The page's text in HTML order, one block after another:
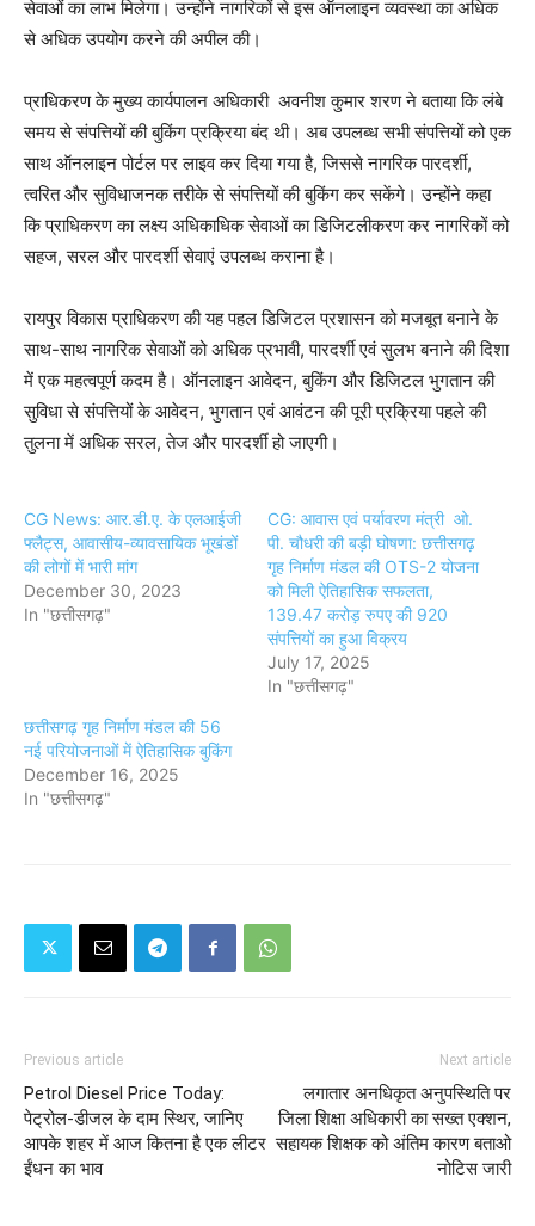
सेवाओं का लाभ मिलेगा। उन्होंने नागरिकों से इस ऑनलाइन व्यवस्था का अधिक
से अधिक उपयोग करने की अपील की।
प्राधिकरण के मुख्य कार्यपालन अधिकारी अवनीश कुमार शरण ने बताया कि लंबे
समय से संपत्तियों की बुकिंग प्रक्रिया बंद थी। अब उपलब्ध सभी संपत्तियों को एक
साथ ऑनलाइन पोर्टल पर लाइव कर दिया गया है, जिससे नागरिक पारदर्शी,
त्वरित और सुविधाजनक तरीके से संपत्तियों की बुकिंग कर सकेंगे। उन्होंने कहा
कि प्राधिकरण का लक्ष्य अधिकाधिक सेवाओं का डिजिटलीकरण कर नागरिकों को
सहज, सरल और पारदर्शी सेवाएं उपलब्ध कराना है।
रायपुर विकास प्राधिकरण की यह पहल डिजिटल प्रशासन को मजबूत बनाने के
साथ-साथ नागरिक सेवाओं को अधिक प्रभावी, पारदर्शी एवं सुलभ बनाने की दिशा
में एक महत्वपूर्ण कदम है। ऑनलाइन आवेदन, बुकिंग और डिजिटल भुगतान की
सुविधा से संपत्तियों के आवेदन, भुगतान एवं आवंटन की पूरी प्रक्रिया पहले की
तुलना में अधिक सरल, तेज और पारदर्शी हो जाएगी।
CG News: आर.डी.ए. के एलआईजी
फ्लैट्स, आवासीय-व्यावसायिक भूखंडों
की लोगों में भारी मांग
December 30, 2023
In "छत्तीसगढ़"
CG: आवास एवं पर्यावरण मंत्री ओ.
पी. चौधरी की बड़ी घोषणा: छत्तीसगढ़
गृह निर्माण मंडल की OTS-2 योजना
को मिली ऐतिहासिक सफलता,
139.47 करोड़ रुपए की 920
संपत्तियों का हुआ विक्रय
July 17, 2025
In "छत्तीसगढ़"
छत्तीसगढ़ गृह निर्माण मंडल की 56
नई परियोजनाओं में ऐतिहासिक बुकिंग
December 16, 2025
In "छत्तीसगढ़"
Previous article
Petrol Diesel Price Today:
पेट्रोल-डीजल के दाम स्थिर, जानिए
आपके शहर में आज कितना है एक लीटर
ईंधन का भाव
Next article
लगातार अनधिकृत अनुपस्थिति पर
जिला शिक्षा अधिकारी का सख्त एक्शन,
सहायक शिक्षक को अंतिम कारण बताओ
नोटिस जारी